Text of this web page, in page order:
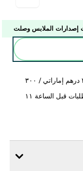
إصدارات الملابس وصلت
توصيل مجاني للطلبات التي تزيد عن ٢٥٠ درهم إماراتي / ٣٠٠
التوصيل في نفس اليوم متاح في دبي للطلبات قبل الساعة ١١